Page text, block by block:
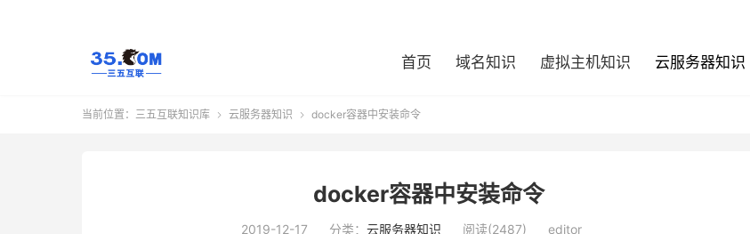
首页 域名知识 虚拟主机知识 云服务器知识
当前位置： 三五互联知识库  云服务器知识  docker容器中安装命令
docker容器中安装命令
2019-12-17 分类： 云服务器知识 阅读(2487) editor